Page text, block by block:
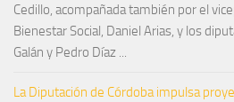
Cedillo, acompañada también por el
Bienestar Social, Daniel Arias, y los
Galán y Pedro Díaz ...
La Diputación de Córdoba impulsa